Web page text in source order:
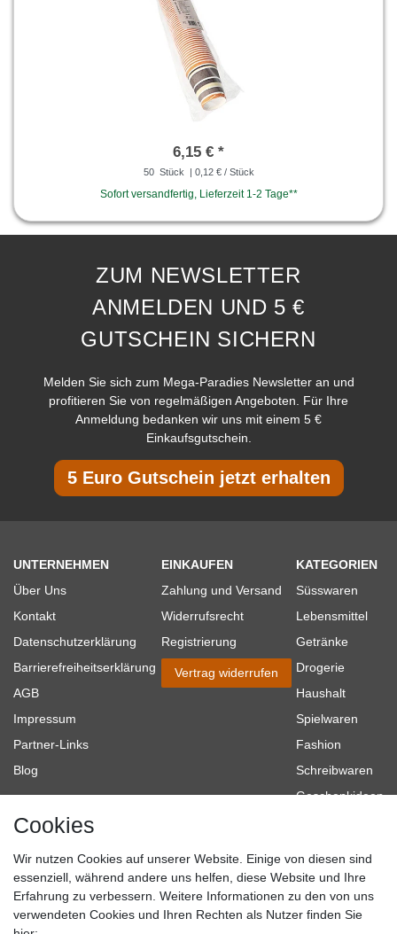
6,15 € *
50 Stück | 0,12 € / Stück
Sofort versandfertig, Lieferzeit 1-2 Tage**
ZUM NEWSLETTER
ANMELDEN UND 5 €
GUTSCHEIN SICHERN
Melden Sie sich zum Mega-Paradies Newsletter an und
profitieren Sie von regelmäßigen Angeboten. Für Ihre
Anmeldung bedanken wir uns mit einem 5 €
Einkaufsgutschein.
5 Euro Gutschein jetzt erhalten
UNTERNEHMEN
Über Uns
Kontakt
Datenschutzerklärung
Barrierefreiheitserklärung
AGB
Impressum
Partner-Links
Blog
EINKAUFEN
Zahlung und Versand
Widerrufsrecht
Registrierung
Vertrag widerrufen
KATEGORIEN
Süsswaren
Lebensmittel
Getränke
Drogerie
Haushalt
Spielwaren
Fashion
Schreibwaren
Geschenkideen
Topmarken
SICHER EINKAUFEN WIR AKZEPTIEREN
Cookies
Wir nutzen Cookies auf unserer Website. Einige von diesen sind
essenziell, während andere uns helfen, diese Website und Ihre
Erfahrung zu verbessern. Weitere Informationen zu den von uns
verwendeten Cookies und Ihren Rechten als Nutzer finden Sie